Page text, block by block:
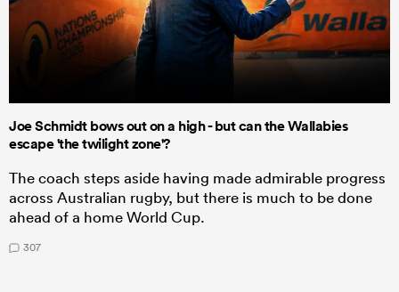
Joe Schmidt bows out on a high - but can the Wallabies
escape 'the twilight zone'?
The coach steps aside having made admirable progress
across Australian rugby, but there is much to be done
ahead of a home World Cup.
307